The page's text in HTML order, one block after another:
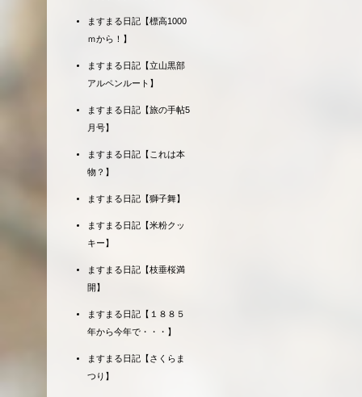
ますまる日記【標高1000
ｍから！】
ますまる日記【立山黒部
アルペンルート】
ますまる日記【旅の手帖5
月号】
ますまる日記【これは本
物？】
ますまる日記【獅子舞】
ますまる日記【米粉クッ
キー】
ますまる日記【枝垂桜満
開】
ますまる日記【１８８５
年から今年で・・・】
ますまる日記【さくらま
つり】